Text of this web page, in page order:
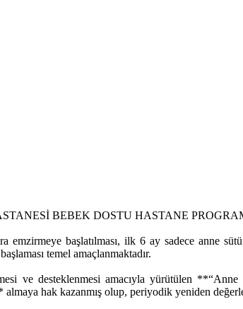
HASTANE
başlatılması, ilk 6 ay sadece anne
temel amaçlanmaktadır.
ve desteklenmesi amacıyla yürütülen
hak kazanmış olup, periyodik yeniden